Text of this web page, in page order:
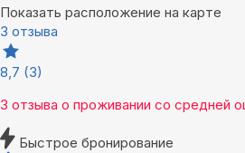
Показать расположение на карте
3 отзыва
8,7 (3)
3 отзыва о проживании со средней
Быстрое бронирование